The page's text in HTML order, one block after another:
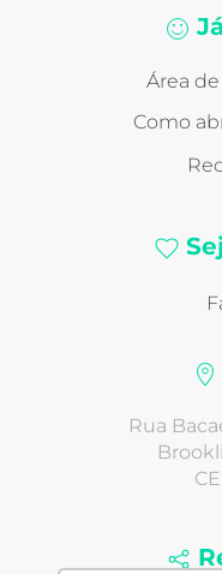
Área
Como
Rua